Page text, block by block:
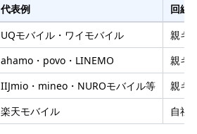
代表例
回線
UQモバイル・ワイモバイル
親キ
ahamo・povo・LINEMO
親キ
IIJmio・mineo・NUROモバイル等
親キ
楽天モバイル 自社